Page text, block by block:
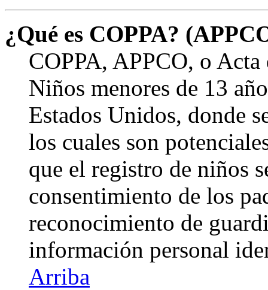
¿Qué es COPPA?
COPPA, APPCO, o
Niños menores de 13
Estados Unidos, donde
los cuales son
que el registro de niños
consentimiento de los
reconocimiento de
información personal
Arriba